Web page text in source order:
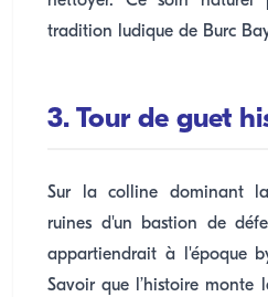
tradition ludique de Burc
3. Tour de guet
Sur la colline dominant
ruines d'un bastion de
appartiendrait à l'époque
Savoir que l’histoire monte